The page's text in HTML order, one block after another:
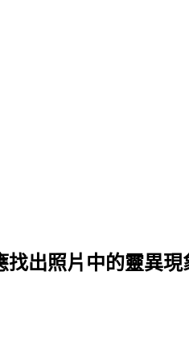
出照片中的靈異現